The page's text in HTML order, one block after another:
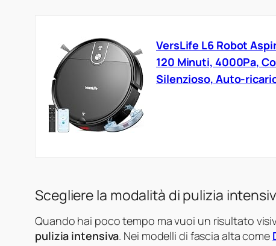
VersLife L6 Robot
120 Minuti, 4000Pa,
Silenzioso, Auto-
Scegliere la modalità di pulizia
Quando hai poco tempo ma vuoi un risultato
pulizia intensiva. Nei modelli di fascia alta come